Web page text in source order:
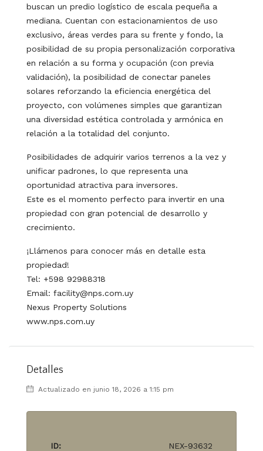
buscan un predio logístico de escala pequeña a
mediana. Cuentan con estacionamientos de uso
exclusivo, áreas verdes para su frente y fondo, la
posibilidad de su propia personalización corporativa
en relación a su forma y ocupación (con previa
validación), la posibilidad de conectar paneles
solares reforzando la eficiencia energética del
proyecto, con volúmenes simples que garantizan
una diversidad estética controlada y armónica en
relación a la totalidad del conjunto.
Posibilidades de adquirir varios terrenos a la vez y
unificar padrones, lo que representa una
oportunidad atractiva para inversores.
Este es el momento perfecto para invertir en una
propiedad con gran potencial de desarrollo y
crecimiento.
¡Llámenos para conocer más en detalle esta
propiedad!
Tel: +598 92988318
Email: facility@nps.com.uy
Nexus Property Solutions
www.nps.com.uy
Detalles
Actualizado en junio 18, 2026 a 1:15 pm
ID: NEX-93632